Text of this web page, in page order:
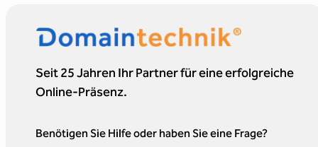
Seit 25 Jahren Ihr Partner für eine erfolgreiche
Online-Präsenz.
Benötigen Sie Hilfe oder haben Sie eine Frage?